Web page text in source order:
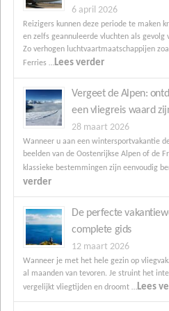
6 april 2026
Reizigers kunnen deze periode te maken
en zelfs geannuleerde vluchten als gevolg
Zo verhogen luchtvaartmaatschappijen
Ferries …Lees verder
Vergeet de Alpen:
een vliegreis waard
28 maart 2026
Wanneer u aan een wintersportvakantie
beelden van de Oostenrijkse Alpen of de
klassieke bestemmingen zijn eenvoudig
verder
De perfecte
complete gids
12 maart 2026
Wanneer je met het hele gezin op
al maanden van tevoren. Je struint het
vergelijkt vliegtijden en droomt …Lees